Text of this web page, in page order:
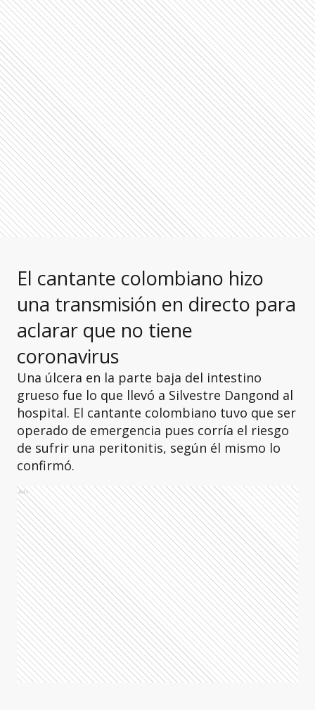
El cantante colombiano hizo
una transmisión en directo para
aclarar que no tiene
coronavirus
Una úlcera en la parte baja del intestino
grueso fue lo que llevó a Silvestre Dangond al
hospital. El cantante colombiano tuvo que ser
operado de emergencia pues corría el riesgo
de sufrir una peritonitis, según él mismo lo
confirmó.
Ads